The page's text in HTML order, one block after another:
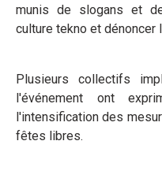
munis de slogans et
culture tekno et
Plusieurs collectifs
l'événement ont
l'intensification des
fêtes libres.